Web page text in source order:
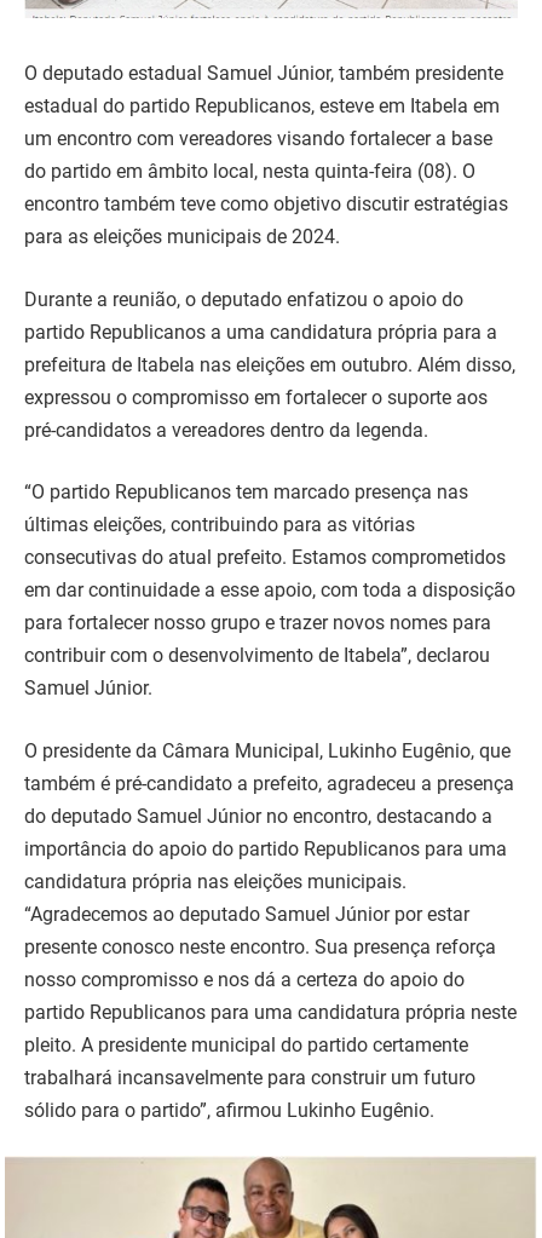
O deputado estadual Samuel Júnior, também presidente
estadual do partido Republicanos, esteve em Itabela em
um encontro com vereadores visando fortalecer a base
do partido em âmbito local, nesta quinta-feira (08). O
encontro também teve como objetivo discutir estratégias
para as eleições municipais de 2024.
Durante a reunião, o deputado enfatizou o apoio do
partido Republicanos a uma candidatura própria para a
prefeitura de Itabela nas eleições em outubro. Além disso,
expressou o compromisso em fortalecer o suporte aos
pré-candidatos a vereadores dentro da legenda.
“O partido Republicanos tem marcado presença nas
últimas eleições, contribuindo para as vitórias
consecutivas do atual prefeito. Estamos comprometidos
em dar continuidade a esse apoio, com toda a disposição
para fortalecer nosso grupo e trazer novos nomes para
contribuir com o desenvolvimento de Itabela”, declarou
Samuel Júnior.
O presidente da Câmara Municipal, Lukinho Eugênio, que
também é pré-candidato a prefeito, agradeceu a presença
do deputado Samuel Júnior no encontro, destacando a
importância do apoio do partido Republicanos para uma
candidatura própria nas eleições municipais.
“Agradecemos ao deputado Samuel Júnior por estar
presente conosco neste encontro. Sua presença reforça
nosso compromisso e nos dá a certeza do apoio do
partido Republicanos para uma candidatura própria neste
pleito. A presidente municipal do partido certamente
trabalhará incansavelmente para construir um futuro
sólido para o partido”, afirmou Lukinho Eugênio.